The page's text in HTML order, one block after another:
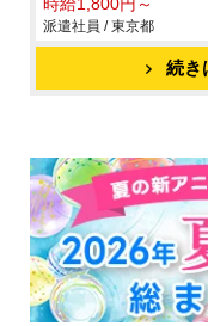
時給1,800円～
派遣社員 / 東京都
続き